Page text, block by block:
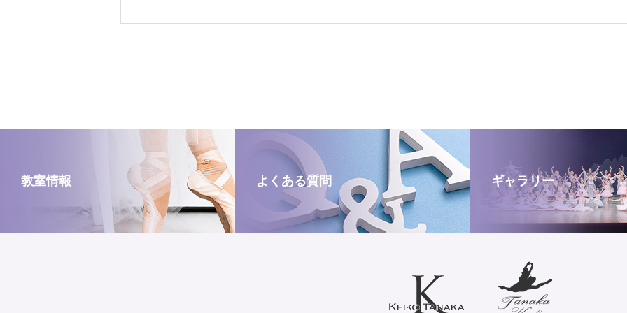
教室情報 よくある質問 ギャラリー